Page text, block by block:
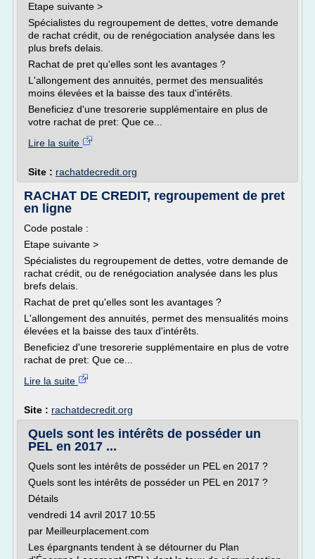
Etape suivante >
Spécialistes du regroupement de dettes, votre demande
de rachat crédit, ou de renégociation analysée dans les
plus brefs delais.
Rachat de pret qu'elles sont les avantages ?
L'allongement des annuités, permet des mensualités
moins élevées et la baisse des taux d'intérêts.
Beneficiez d'une tresorerie supplémentaire en plus de
votre rachat de pret: Que ce...
Lire la suite
Site : rachatdecredit.org
RACHAT DE CREDIT, regroupement de pret
en ligne
Code postale :
Etape suivante >
Spécialistes du regroupement de dettes, votre demande de
rachat crédit, ou de renégociation analysée dans les plus
brefs delais.
Rachat de pret qu'elles sont les avantages ?
L'allongement des annuités, permet des mensualités moins
élevées et la baisse des taux d'intérêts.
Beneficiez d'une tresorerie supplémentaire en plus de votre
rachat de pret: Que ce...
Lire la suite
Site : rachatdecredit.org
Quels sont les intérêts de posséder un
PEL en 2017 ...
Quels sont les intérêts de posséder un PEL en 2017 ?
Quels sont les intérêts de posséder un PEL en 2017 ?
Détails
vendredi 14 avril 2017 10:55
par Meilleurplacement.com
Les épargnants tendent à se détourner du Plan